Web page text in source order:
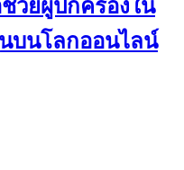
ช่วยผู้ปกครองใน
บนโลกออนไลน์